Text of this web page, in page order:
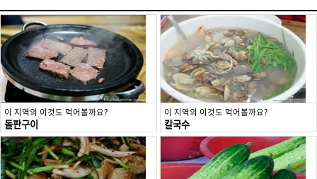
이 지역의 이것도 먹어볼까요?
돌판구이
이 지역의 이것도 먹어볼까요?
칼국수